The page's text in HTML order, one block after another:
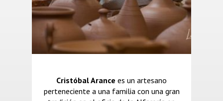
Cristóbal Arance es un artesano
perteneciente a una familia con una gran